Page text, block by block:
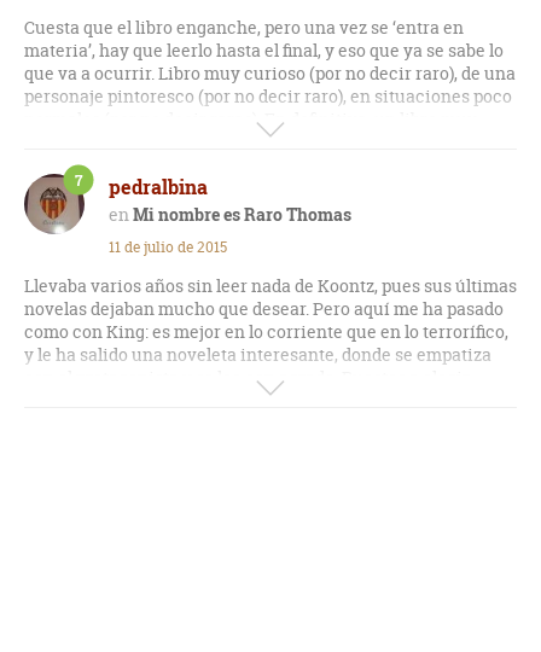
Cuesta que el libro enganche, pero una vez se ‘entra en
materia’, hay que leerlo hasta el final, y eso que ya se sabe lo
que va a ocurrir. Libro muy curioso (por no decir raro), de una
personaje pintoresco (por no decir raro), en situaciones poco
normales (por no decir raras). En definitiva, un libro muy
entretenido, que hace incluso reir en algunas ocasiones. Una
agradable sorpresa.
pedralbina
Mi nombre es Raro Thomas
7
11 de julio de 2015
Llevaba varios años sin leer nada de Koontz, pues sus últimas
novelas dejaban mucho que desear. Pero aquí me ha pasado
como con King: es mejor en lo corriente que en lo terrorífico,
y le ha salido una noveleta interesante, donde se empatiza
con el protagonista y se lee con agrado. Puestos a elegir,
prefiero lo habitual que lo que se sale de lo común.